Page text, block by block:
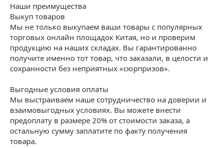
Наши преимущества
Выкуп товаров
Мы не только выкупаем ваши товары с популярных
торговых онлайн площадок Китая, но и проверим
продукцию на наших складах. Вы гарантированно
получите именно тот товар, что заказали, в целости и
сохранности без неприятных «сюрпризов».
Выгодные условия оплаты
Мы выстраиваем наше сотрудничество на доверии и
взаимовыгодных условиях. Вы можете внести
предоплату в размере 20% от стоимости заказа, а
остальную сумму заплатите по факту получения
товара.